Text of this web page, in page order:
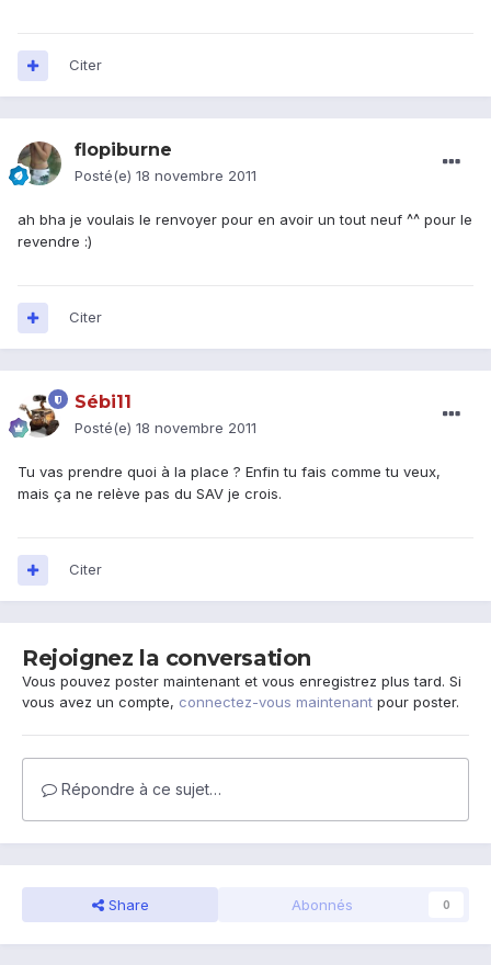
Citer
flopiburne
Posté(e) 18 novembre 2011
ah bha je voulais le renvoyer pour en avoir un tout neuf ^^ pour le
revendre :)
Citer
Sébi11
Posté(e) 18 novembre 2011
Tu vas prendre quoi à la place ? Enfin tu fais comme tu veux,
mais ça ne relève pas du SAV je crois.
Citer
Rejoignez la conversation
Vous pouvez poster maintenant et vous enregistrez plus tard. Si
vous avez un compte, connectez-vous maintenant pour poster.
Répondre à ce sujet…
Share Abonnés 0